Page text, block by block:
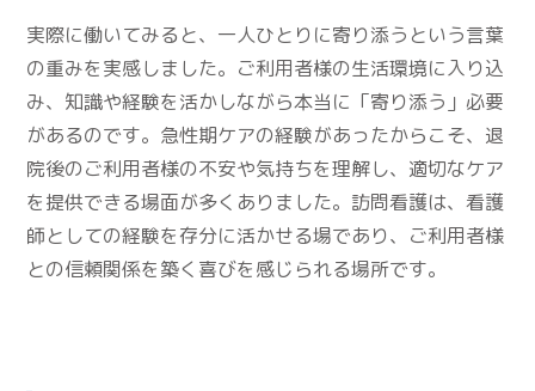
実際に働いてみると、一人ひとりに寄り添うという言葉
の重みを実感しました。ご利用者様の生活環境に入り込
み、知識や経験を活かしながら本当に「寄り添う」必要
があるのです。急性期ケアの経験があったからこそ、退
院後のご利用者様の不安や気持ちを理解し、適切なケア
を提供できる場面が多くありました。訪問看護は、看護
師としての経験を存分に活かせる場であり、ご利用者様
との信頼関係を築く喜びを感じられる場所です。